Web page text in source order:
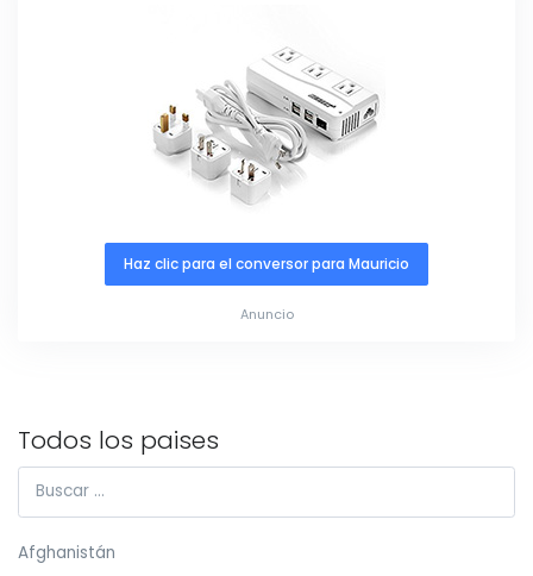
Haz clic para el conversor para Mauricio
Anuncio
Todos los paises
Afghanistán